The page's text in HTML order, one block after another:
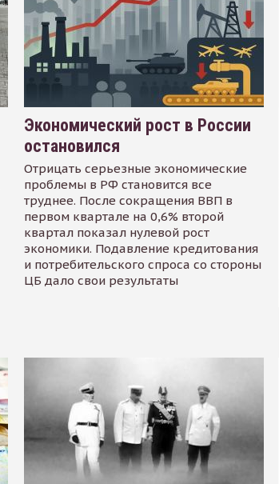
Экономический рост в России
остановился
Отрицать серьезные экономические
проблемы в РФ становится все
труднее. После сокращения ВВП в
первом квартале на 0,6% второй
квартал показал нулевой рост
экономики. Подавление кредитования
и потребительского спроса со стороны
ЦБ дало свои результаты